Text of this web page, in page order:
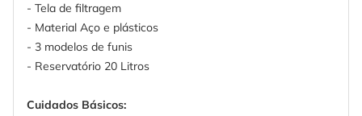
- Tela de filtragem
- Material Aço e plásticos
- 3 modelos de funis
- Reservatório 20 Litros
Cuidados Básicos: